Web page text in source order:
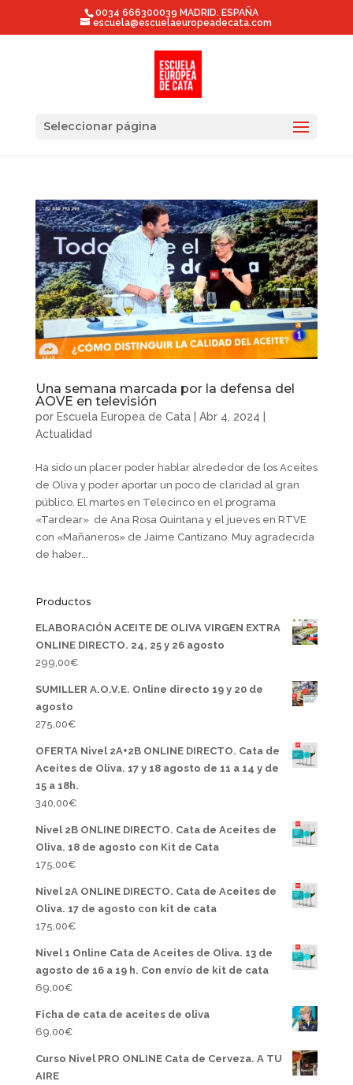
0034 666300039 MADRID. ESPAÑA
escuela@escuelaeuropeadecata.com
Seleccionar página
Una semana marcada por la defensa del
AOVE en televisión
por Escuela Europea de Cata| Abr 4, 2024 |
Actualidad
Ha sido un placer poder hablar alrededor de los Aceites
de Oliva y poder aportar un poco de claridad al gran
público. El martes en Telecinco en el programa
«Tardear» de Ana Rosa Quintana y el jueves en RTVE
con «Mañaneros» de Jaime Cantizano. Muy agradecida
de haber...
Productos
ELABORACIÓN ACEITE DE OLIVA VIRGEN EXTRA
ONLINE DIRECTO. 24, 25 y 26 agosto
299,00€
SUMILLER A.O.V.E. Online directo 19 y 20 de
agosto
275,00€
OFERTA Nivel 2A+2B ONLINE DIRECTO. Cata de
Aceites de Oliva. 17 y 18 agosto de 11 a 14 y de
15 a 18h.
340,00€
Nivel 2B ONLINE DIRECTO. Cata de Aceites de
Oliva. 18 de agosto con Kit de Cata
175,00€
Nivel 2A ONLINE DIRECTO. Cata de Aceites de
Oliva. 17 de agosto con kit de cata
175,00€
Nivel 1 Online Cata de Aceites de Oliva. 13 de
agosto de 16 a 19 h. Con envío de kit de cata
69,00€
Ficha de cata de aceites de oliva
69,00€
Curso Nivel PRO ONLINE Cata de Cerveza. A TU
AIRE